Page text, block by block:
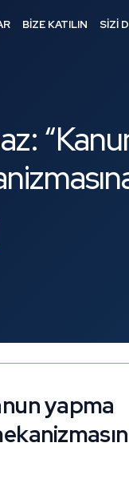
BİZE KATILIN SİZİ
yapma